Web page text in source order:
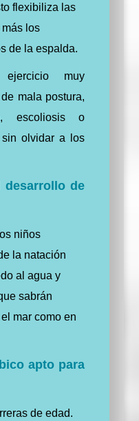
flexibiliza las
los
de la espalda.
muy
mala postura,
escoliosis o
sin olvidar a los
de
niños
la natación
al agua y
sabrán
mar como en
apto para
de edad.